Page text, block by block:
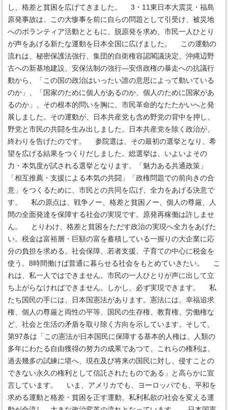
し、格差と貧困を広げてきました。 3・11東日本大震災・福島
原発事故は、この大惨事を前に自らの問題として引受け、被災地
へのボランティア活動とともに、脱原発を求め、市民一人ひとり
が声をあげる新たな運動を日本全国に広げました。 この運動の
流れは、秘密保護法強行、集団的自衛権容認閣議決定、沖縄辺野
古への新基地建設、安保法制の強行―安倍政権の暴走への抗議行
動から、「この国の政治はいったい誰の意思によって動いている
のか」、「国家のために個人があるのか、個人のために国家があ
るのか」、その根本的問いを胸に、市民革命的なたたかいへと発
展しました。その運動が、日本共産党も含め野党の背中を押し、
野党と市民の共闘を生み出しました。日本共産党を除く政治が、
終わりを告げたのです。 参院選は、その最初の選挙となり、希
望を広げる結果をつくりだしました。総選挙は、いよいよその
力・本気度が試される選挙となります。「魅力ある共通政策」
「相互推薦・支援による本気の共闘」「政権問題での前向きの合
意」をつくるために、市民との共同を広げ、全力をあげる決意で
す。 私の原点は、戦争ノー、格差と貧困ノー、個人の尊厳、人
間の全面発達を保障する社会の実現です。原発再稼働は許しませ
ん。 とりわけ、格差と貧困をただす政治の実現へ全力をあげた
い。税金は富裕層・巨額の富を蓄積している一握りの大企業に応
分の負担を求める。社会保障、若者支援、子育ての中心に税金を
使う。8時間働けば普通に暮らせる社会をもとめていきたい。 こ
れは、私一人ではできません。市民の一人ひとりが声に出して立
ち上がらなければできません。しかし、必ず実現できます。 私
たち国民の手には、日本国憲法があります。憲法には、幸福追求
権、個人の尊厳と両性の平等、国民の生存権、教育権、労働権な
ど、社会と生活の矛盾を取り除く方向を示しています。そして、
第97条は「この憲法が日本国民に保障する基本的人権は、人類の
多年にわたる自由獲得の努力の成果であつて、これらの権利は、
過去幾多の試練に堪へ、現在及び将来の国民に対し、侵すことの
できない永久の権利として信託されたものである」と高らかに宣
言しています。 いま、アメリカでも、ヨーロッパでも、平和を
求める運動と格差・貧困を正す運動、私利私欲の社会を変える運